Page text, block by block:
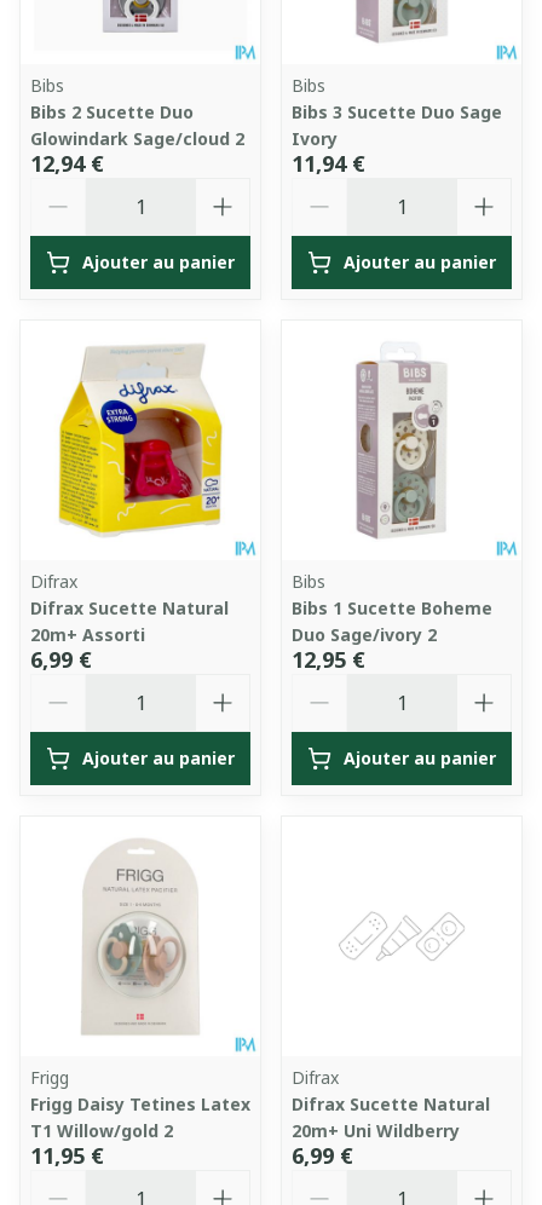
Bibs
Bibs 2 Sucette Duo
Glowindark Sage/cloud 2
12,94 €
Ajouter au panier
Bibs
Bibs 3 Sucette Duo Sage
Ivory
11,94 €
Ajouter au panier
Difrax
Difrax Sucette Natural
20m+ Assorti
6,99 €
Ajouter au panier
Bibs
Bibs 1 Sucette Boheme
Duo Sage/ivory 2
12,95 €
Ajouter au panier
Frigg
Frigg Daisy Tetines Latex
T1 Willow/gold 2
11,95 €
Difrax
Difrax Sucette Natural
20m+ Uni Wildberry
6,99 €